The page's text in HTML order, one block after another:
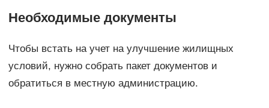
Необходимые документы
Чтобы встать на учет на улучшение жилищных
условий, нужно собрать пакет документов и
обратиться в местную администрацию.